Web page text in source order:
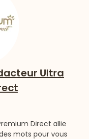
Ultra
Direct allie
mots pour vous